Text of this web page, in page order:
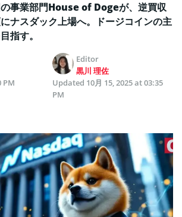
の事業部門House of Dogeが、逆買収
ナスダック上場へ。ドージコインの主
指す。
Editor
黒川 理佐
PM
Updated 10月 15, 2025 at 03:35
PM